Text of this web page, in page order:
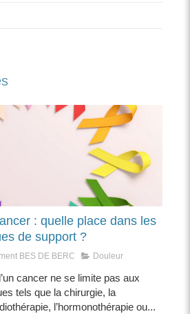
: quelle place dans les
de support ?
BES DE BERC Douleur
cancer ne se limite pas aux
tels que la chirurgie, la
l’hormonothérapie ou...